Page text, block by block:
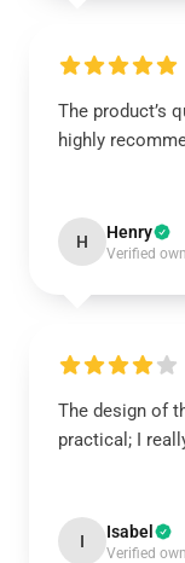
The product’s
highly
H Henry
Verified
The design of
practical; I
I Isabel
Verified